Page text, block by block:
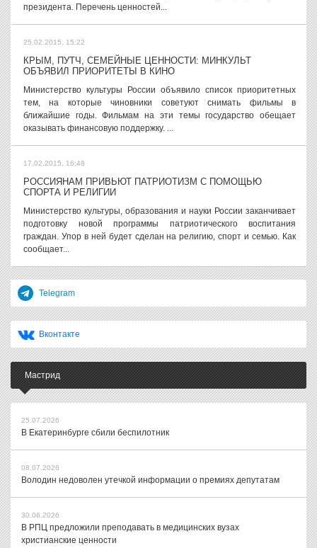
президента. Перечень ценностей...
25.02.2015, 15:22
КРЫМ, ПУТЧ, СЕМЕЙНЫЕ ЦЕННОСТИ: МИНКУЛЬТ
ОБЪЯВИЛ ПРИОРИТЕТЫ В КИНО
Министерство культуры России объявило список приоритетных
тем, на которые чиновники советуют снимать фильмы в
ближайшие годы. Фильмам на эти темы государство обещает
оказывать финансовую поддержку. ...
17.02.2015, 16:48
РОССИЯНАМ ПРИВЬЮТ ПАТРИОТИЗМ С ПОМОЩЬЮ
СПОРТА И РЕЛИГИИ
Министерство культуры, образования и науки России заканчивает
подготовку новой программы патриотического воспитания
граждан. Упор в ней будет сделан на религию, спорт и семью. Как
сообщает...
Telegram
Вконтакте
Мастрид
25.07.2026
В Екатеринбурге сбили беспилотник
08.07.2026
Володин недоволен утечкой информации о премиях депутатам
30.06.2026
В РПЦ предложили преподавать в медицинских вузах
христианские ценности